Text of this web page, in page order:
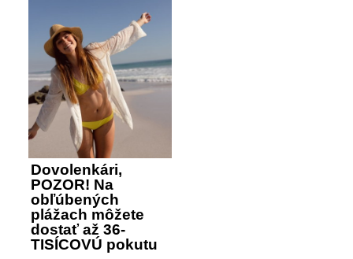
Dovolenkári,
POZOR! Na
obľúbených
plážach môžete
dostať až 36-
TISÍCOVÚ pokutu